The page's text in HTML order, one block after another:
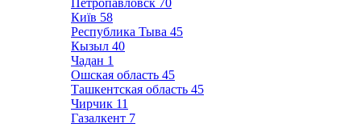
Петропавловск 70
Київ 58
Республика Тыва 45
Кызыл 40
Чадан 1
Ошская область 45
Ташкентская область 45
Чирчик 11
Газалкент 7